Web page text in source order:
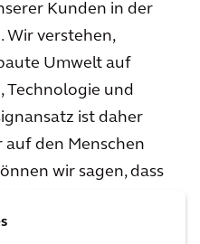
Kunden in der
Wir verstehen,
Umwelt auf
Technologie und
ist daher
den Menschen
wir sagen, dass
haben und ein